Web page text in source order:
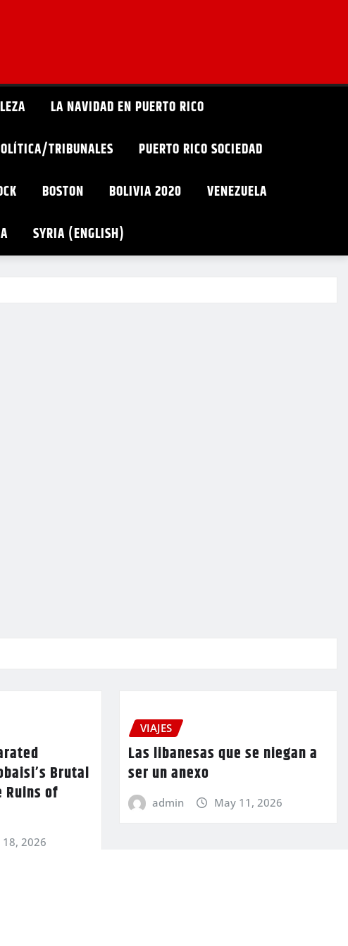
LA NAVIDAD EN PUERTO RICO
TRIBUNALES PUERTO RICO SOCIEDAD
BOSTON BOLIVIA 2020 VENEZUELA
SYRIA (ENGLISH)
Brutal
Ruins of
18, 2026
VIAJES
Las libanesas que se niegan a
ser un anexo
admin May 11, 2026